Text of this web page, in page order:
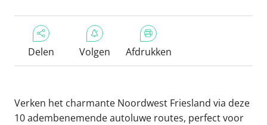
Delen Volgen Afdrukken
Verken het charmante Noordwest Friesland via deze
10 adembenemende autoluwe routes, perfect voor